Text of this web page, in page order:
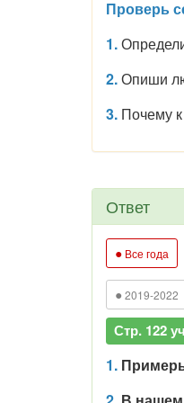
Проверь
1.
2.Опиши
3. Почему
Ответ
● Все года
● 2019-2022
Стр. 122
1.